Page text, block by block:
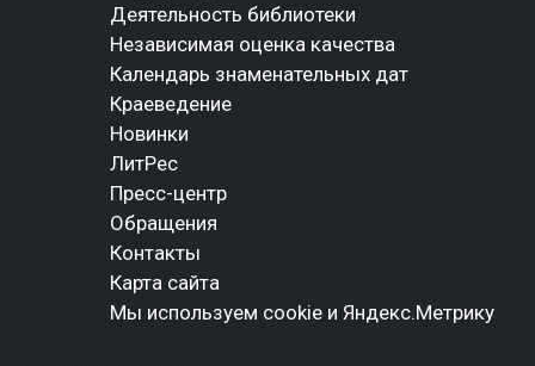
Деятельность библиотеки
Независимая оценка качества
Календарь знаменательных дат
Краеведение
Новинки
ЛитРес
Пресс-центр
Обращения
Контакты
Карта сайта
Мы используем cookie и Яндекс.Метрику